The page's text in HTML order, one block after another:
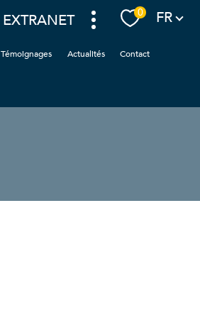
EXTRANET 0 Langue
FR
Témoignages Actualités Contact